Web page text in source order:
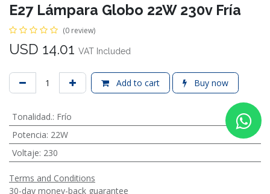
E27 Lámpara Globo 22W 230v Fría
(0 review)
USD 14.01 VAT Included
Add to cart Buy now
Tonalidad.: Frío
Potencia: 22W
Voltaje: 230
Terms and Conditions
30-day money-back guarantee